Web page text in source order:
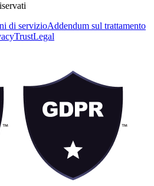
di servizioAddendum sul trattamento
TrustLegal